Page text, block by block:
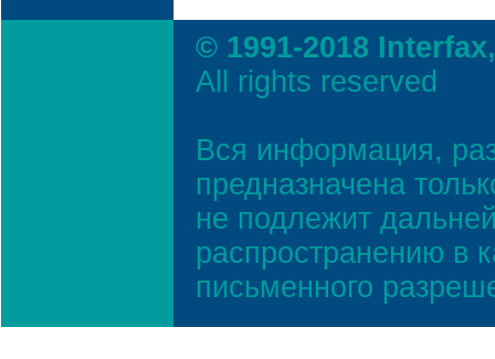
© 1991-2018
All rights reserved
Вся информация,
предназначена
не подлежит
распространению в
письменного